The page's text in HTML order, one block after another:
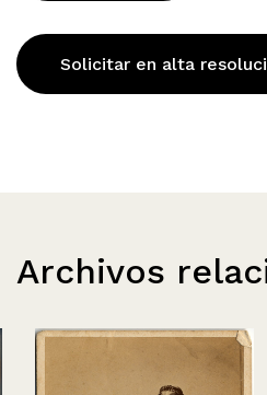
Solicitar en alta
Archivos